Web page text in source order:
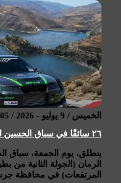
الخميس / 9 يوليو - 2026 / 2:05 صباحًا
٢٦ سائقًا في سباق الحسين لتسلق مرتفع الرمان
ينطلق، يوم الجمعة، سباق
الرمان (الجولة الثانية من
المرتفعات) في محافظة